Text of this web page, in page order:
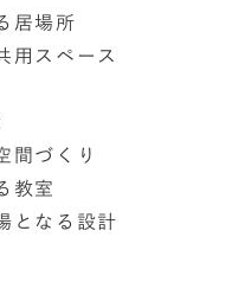
居場所
用スペース
間づくり
教室
となる設計